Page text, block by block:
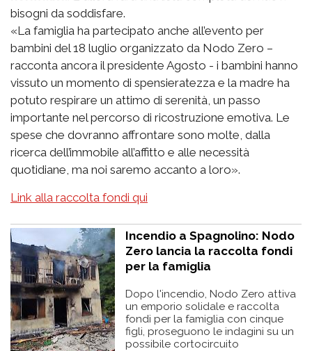
bisogni da soddisfare.
«La famiglia ha partecipato anche all’evento per
bambini del 18 luglio organizzato da Nodo Zero –
racconta ancora il presidente Agosto - i bambini hanno
vissuto un momento di spensieratezza e la madre ha
potuto respirare un attimo di serenità, un passo
importante nel percorso di ricostruzione emotiva. Le
spese che dovranno affrontare sono molte, dalla
ricerca dell’immobile all’affitto e alle necessità
quotidiane, ma noi saremo accanto a loro».
Link alla raccolta fondi qui
Incendio a Spagnolino: Nodo
Zero lancia la raccolta fondi
per la famiglia
Dopo l'incendio, Nodo Zero attiva
un emporio solidale e raccolta
fondi per la famiglia con cinque
figli, proseguono le indagini su un
possibile cortocircuito